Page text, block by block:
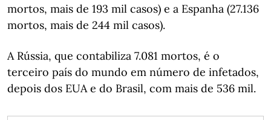
mortos, mais de 193 mil casos) e a Espanha (27.136
mortos, mais de 244 mil casos).
A Rússia, que contabiliza 7.081 mortos, é o
terceiro país do mundo em número de infetados,
depois dos EUA e do Brasil, com mais de 536 mil.